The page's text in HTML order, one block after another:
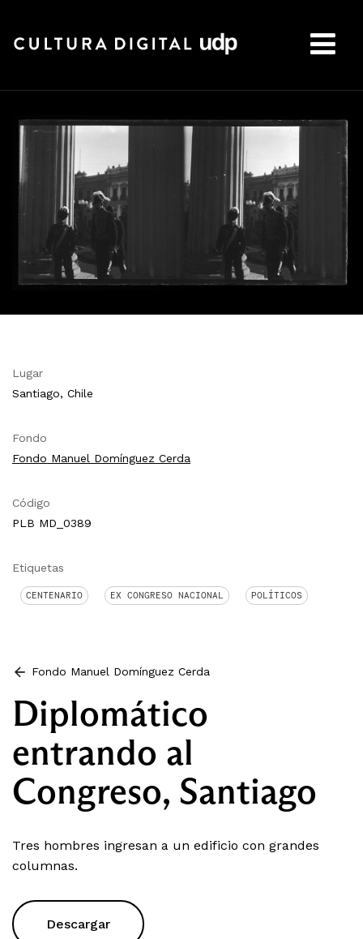
Lugar
Santiago, Chile
Fondo
Fondo Manuel Domínguez Cerda
Código
PLB MD_0389
Etiquetas
CENTENARIO EX CONGRESO NACIONAL POLÍTICOS
Fondo Manuel Domínguez Cerda
Diplomático
entrando al
Congreso, Santiago
Tres hombres ingresan a un edificio con grandes
columnas.
Descargar